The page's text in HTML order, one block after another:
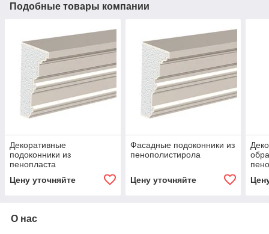
Подобные товары компании
Декоративные
подоконники из
пенопласта
Цену уточняйте
Фасадные подоконники из
пенополистирола
Цену уточняйте
О нас